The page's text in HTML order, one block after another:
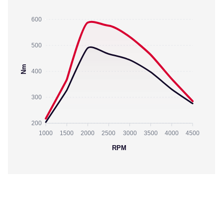
600
500
400
300
200
Nm
1000 1500 2000 2500 3000 3500 4000 4500
RPM